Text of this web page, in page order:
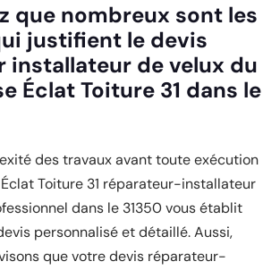
que nombreux sont les
justifient le devis
installateur de velux du
Éclat Toiture 31 dans le
des travaux avant toute exécution
Toiture 31 réparateur-installateur
dans le 31350 vous établit
personnalisé et détaillé. Aussi,
que votre devis réparateur-